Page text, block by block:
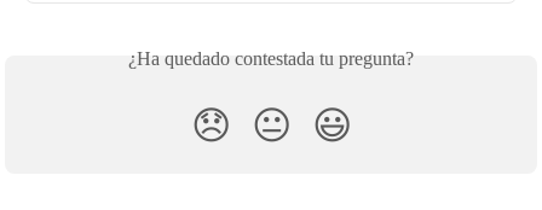
¿Ha quedado contestada tu pregunta?
😞 😐 😃